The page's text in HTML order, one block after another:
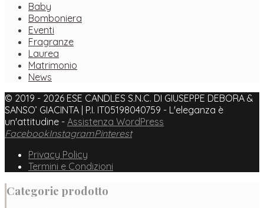
Baby
Bomboniera
Eventi
Fragranze
Laurea
Matrimonio
News
© 2019 - 2026 ESE CANDLES S.N.C. DI GIUSEPPE DEBORA &
SANSO’ GIACINTA | P.I. IT05198040759 - L'eleganza è
un'attitudine - Assistenza WordPress
FacebookInstagramPinterest
Privacy Policy
Termini e Condizioni
Categorie prodotto